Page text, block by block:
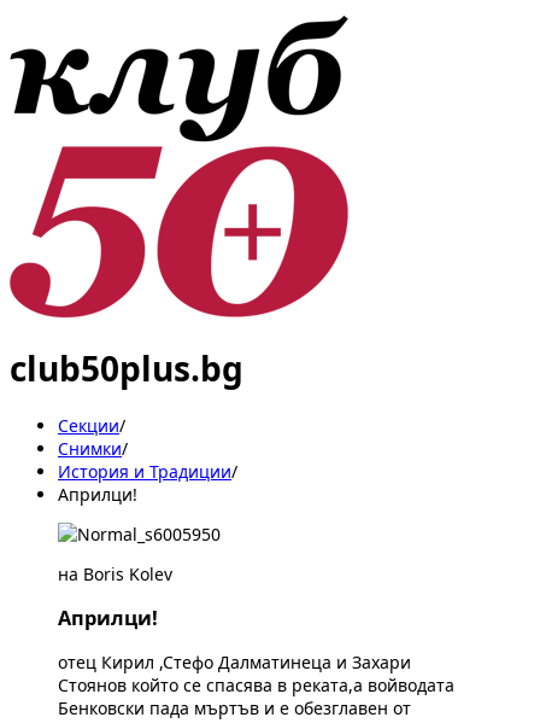
club50plus.bg
Секции/
Снимки/
История и Традиции/
Априлци!
на Boris Kolev
Априлци!
отец Кирил ,Стефо Далматинеца и Захари
Стоянов който се спасява в реката,а войводата
Бенковски пада мъртъв и е обезглавен от